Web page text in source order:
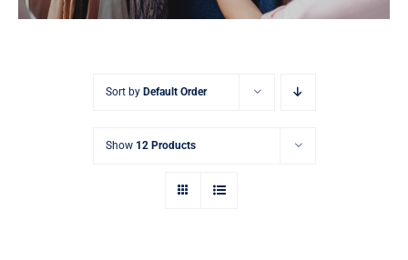
Sort by Default Order
Show 12 Products